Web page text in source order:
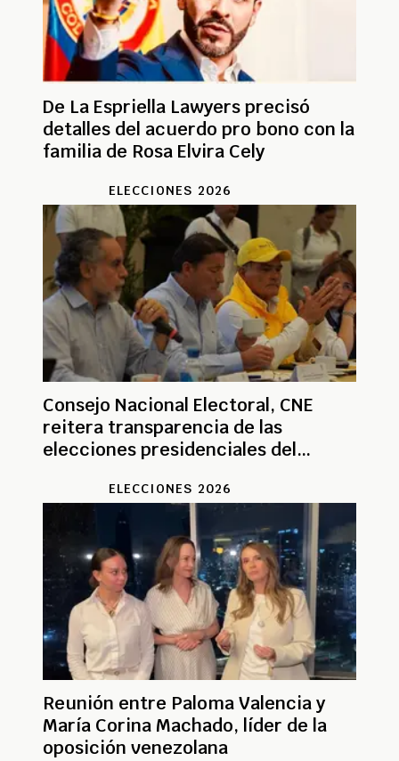
De La Espriella Lawyers precisó
detalles del acuerdo pro bono con la
familia de Rosa Elvira Cely
ELECCIONES 2026
Consejo Nacional Electoral, CNE
reitera transparencia de las
elecciones presidenciales del
ELECCIONES 2026
Reunión entre Paloma Valencia y
María Corina Machado, líder de la
oposición venezolana